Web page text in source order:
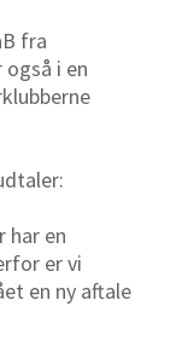
fra
i en
har en
er vi
en ny aftale